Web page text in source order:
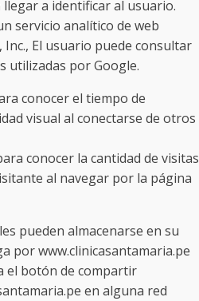
a identificar al usuario.
servicio analítico de web
El usuario puede consultar
utilizadas por Google.
conocer el tiempo de
visual al conectarse de otros
conocer la cantidad de visitas
al navegar por la página
pueden almacenarse en su
por www.clinicasantamaria.pe
el botón de compartir
en alguna red